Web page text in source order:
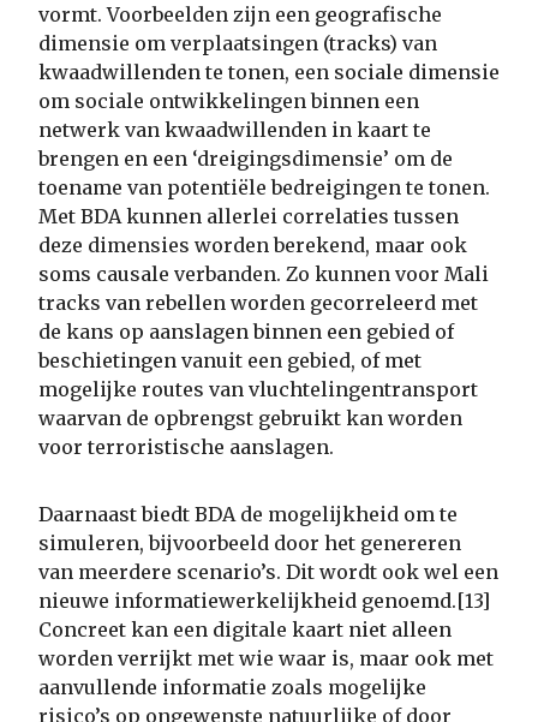
vormt. Voorbeelden zijn een geografische
dimensie om verplaatsingen (tracks) van
kwaadwillenden te tonen, een sociale dimensie
om sociale ontwikkelingen binnen een
netwerk van kwaadwillenden in kaart te
brengen en een ‘dreigingsdimensie’ om de
toename van potentiële bedreigingen te tonen.
Met BDA kunnen allerlei correlaties tussen
deze dimensies worden berekend, maar ook
soms causale verbanden. Zo kunnen voor Mali
tracks van rebellen worden gecorreleerd met
de kans op aanslagen binnen een gebied of
beschietingen vanuit een gebied, of met
mogelijke routes van vluchtelingentransport
waarvan de opbrengst gebruikt kan worden
voor terroristische aanslagen.
Daarnaast biedt BDA de mogelijkheid om te
simuleren, bijvoorbeeld door het genereren
van meerdere scenario’s. Dit wordt ook wel een
nieuwe informatiewerkelijkheid genoemd.[13]
Concreet kan een digitale kaart niet alleen
worden verrijkt met wie waar is, maar ook met
aanvullende informatie zoals mogelijke
risico’s op ongewenste natuurlijke of door